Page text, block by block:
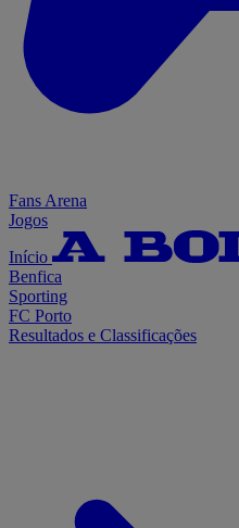
Fans Arena
Jogos
Início
Benfica
Sporting
FC Porto
Resultados e Classificações